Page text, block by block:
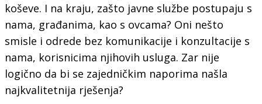
koševe. I na kraju, zašto javne službe postupaju s
nama, građanima, kao s ovcama? Oni nešto
smisle i odrede bez komunikacije i konzultacije s
nama, korisnicima njihovih usluga. Zar nije
logično da bi se zajedničkim naporima našla
najkvalitetnija rješenja?